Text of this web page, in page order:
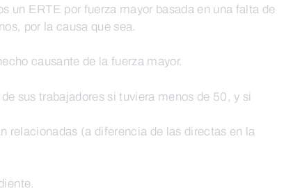
un ERTE por fuerza mayor basada en una falta de
por la causa que sea.
causante de la fuerza mayor.
sus trabajadores si tuviera menos de 50, y si
relacionadas (a diferencia de las directas en la